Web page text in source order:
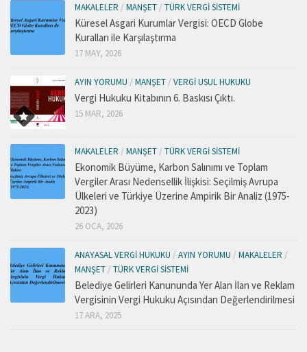
MAKALELER / MANŞET / TÜRK VERGI SISTEMI
Küresel Asgari Kurumlar Vergisi: OECD Globe
Kuralları ile Karşılaştırma
17 MAY, 2026
AYIN YORUMU / MANŞET / VERGI USUL HUKUKU
Vergi Hukuku Kitabının 6. Baskısı Çıktı.
15 MAR, 2026
MAKALELER / MANŞET / TÜRK VERGI SISTEMI
Ekonomik Büyüme, Karbon Salınımı ve Toplam
Vergiler Arası Nedensellik İlişkisi: Seçilmiş Avrupa
Ülkeleri ve Türkiye Üzerine Ampirik Bir Analiz (1975-
2023)
26 OCA, 2026
ANAYASAL VERGI HUKUKU / AYIN YORUMU / MAKALELER /
MANŞET / TÜRK VERGI SISTEMI
Belediye Gelirleri Kanununda Yer Alan İlan ve Reklam
Vergisinin Vergi Hukuku Açısından Değerlendirilmesi
17 ARA, 2025